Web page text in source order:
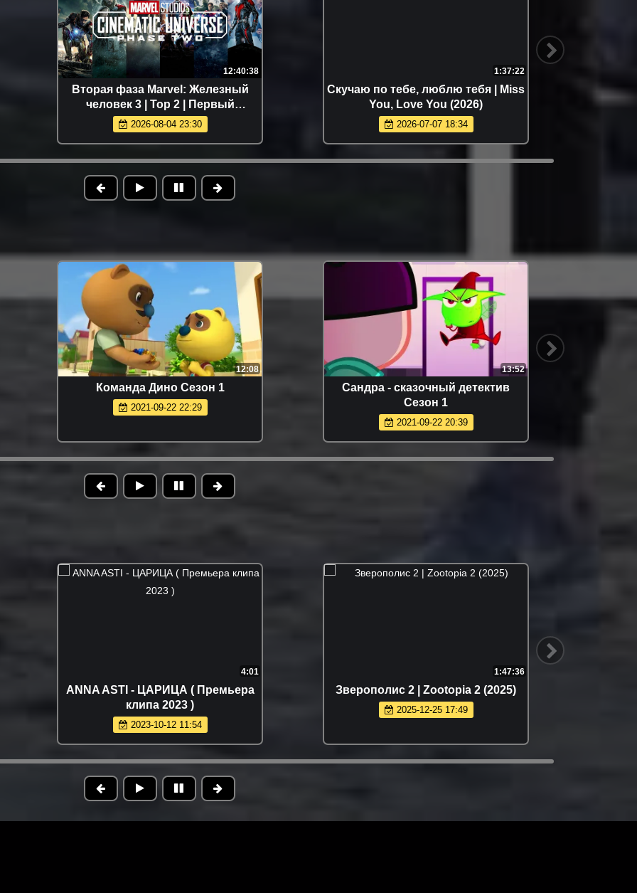
12:40:38
Вторая фаза Marvel: Железный
человек 3 | Тор 2 | Первый
мститель: Другая война | Стражи
Галактики | Эра Альтрона |
2026-08-04 23:30
1:37:22
Скучаю по тебе, люблю тебя | Miss
You, Love You (2026)
2026-07-07 18:34
12:08
Команда Дино Сезон 1
2021-09-22 22:29
13:52
Сандра - сказочный детектив
Сезон 1
2021-09-22 20:39
4:01
ANNA ASTI - ЦАРИЦА ( Премьера
клипа 2023 )
2023-10-12 11:54
1:47:36
Зверополис 2 | Zootopia 2 (2025)
2025-12-25 17:49